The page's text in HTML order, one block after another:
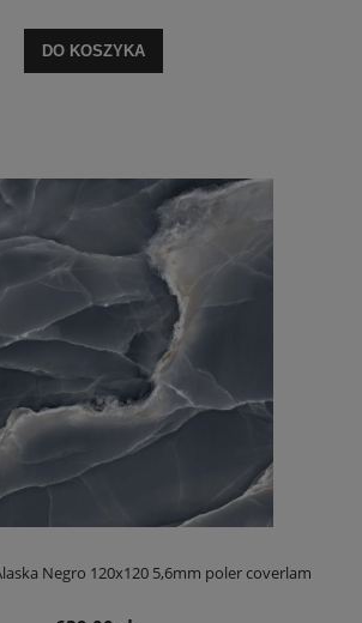
DO KOSZYKA
Negro 120x120 5,6mm poler coverlam